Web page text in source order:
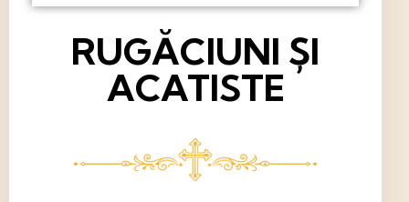
RUGĂCIUNI ȘI
ACATISTE